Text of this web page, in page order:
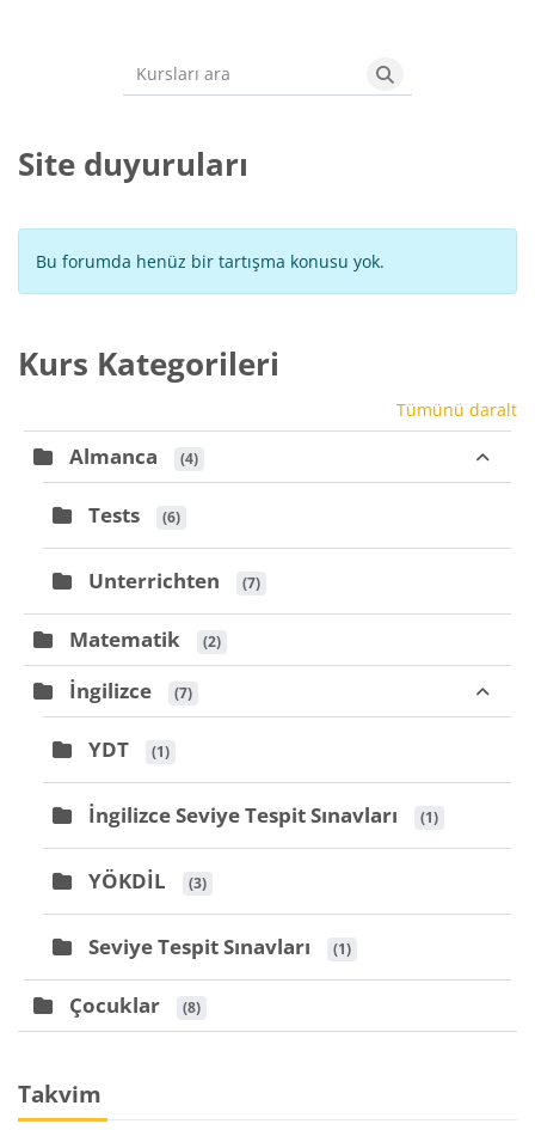
Kursları ara
Kursları ara
Site duyuruları
Bu forumda henüz bir tartışma konusu yok.
Kurs Kategorileri
Tümünü daralt
Almanca (4)
Tests (6)
Unterrichten (7)
Matematik (2)
İngilizce (7)
YDT (1)
İngilizce Seviye Tespit Sınavları (1)
YÖKDİL (3)
Seviye Tespit Sınavları (1)
Çocuklar (8)
Bloklar
Takvim